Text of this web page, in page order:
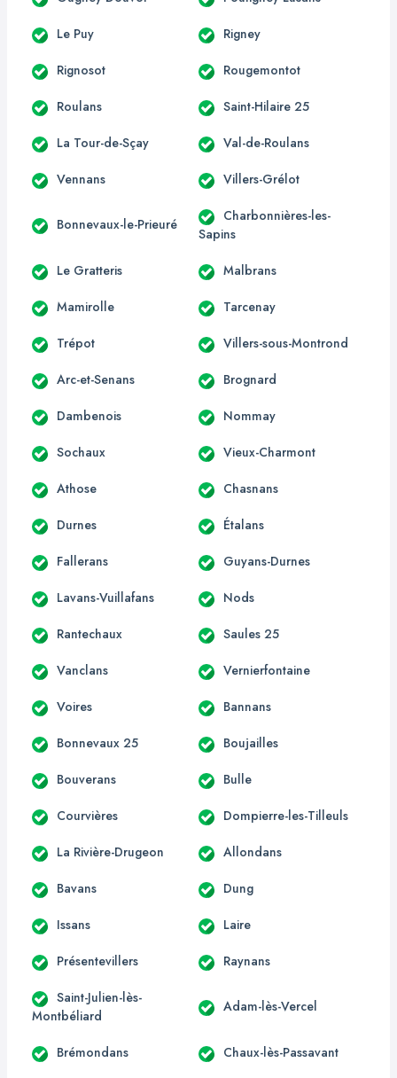
Le Puy Rigney
Rignosot Rougemontot
Roulans Saint-Hilaire 25
La Tour-de-Sçay Val-de-Roulans
Vennans Villers-Grélot
Bonnevaux-le-Prieuré
Charbonnières-les-
Sapins
Le Gratteris Malbrans
Mamirolle Tarcenay
Trépot Villers-sous-Montrond
Arc-et-Senans Brognard
Dambenois Nommay
Sochaux Vieux-Charmont
Athose Chasnans
Durnes Étalans
Fallerans Guyans-Durnes
Lavans-Vuillafans Nods
Rantechaux Saules 25
Vanclans Vernierfontaine
Voires Bannans
Bonnevaux 25 Boujailles
Bouverans Bulle
Courvières Dompierre-les-Tilleuls
La Rivière-Drugeon Allondans
Bavans Dung
Issans Laire
Présentevillers Raynans
Saint-Julien-lès-
Montbéliard
Adam-lès-Vercel
Brémondans Chaux-lès-Passavant